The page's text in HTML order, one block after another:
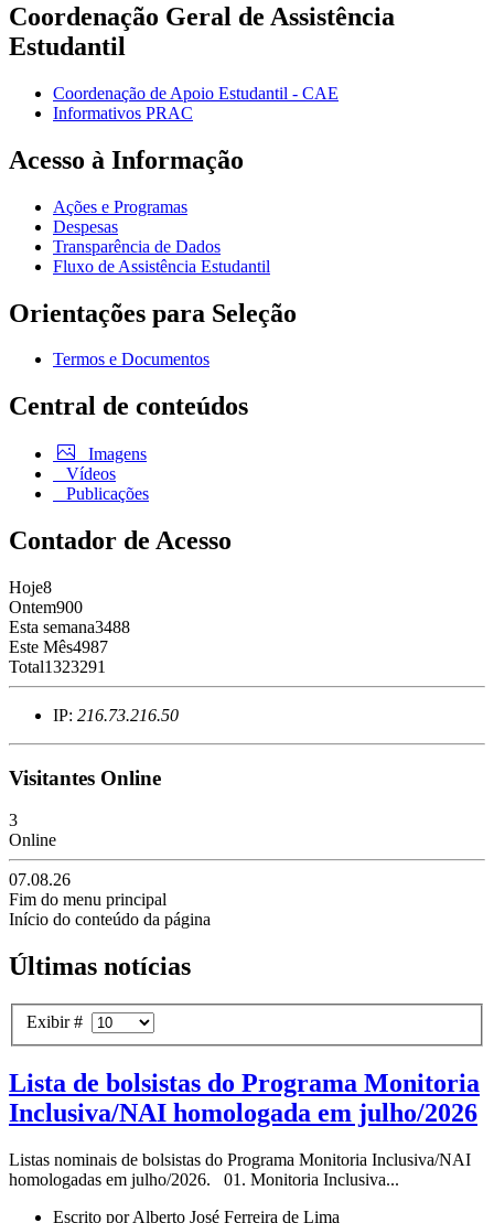
Coordenação Geral de Assistência
Estudantil
Coordenação de Apoio Estudantil - CAE
Informativos PRAC
Acesso à Informação
Ações e Programas
Despesas
Transparência de Dados
Fluxo de Assistência Estudantil
Orientações para Seleção
Termos e Documentos
Central de conteúdos
Imagens
Vídeos
Publicações
Contador de Acesso
Hoje8
Ontem900
Esta semana3488
Este Mês4987
Total1323291
IP: 216.73.216.50
Visitantes Online
3
Online
07.08.26
Fim do menu principal
Início do conteúdo da página
Últimas notícias
Exibir #
Lista de bolsistas do Programa Monitoria
Inclusiva/NAI homologada em julho/2026
Listas nominais de bolsistas do Programa Monitoria Inclusiva/NAI
homologadas em julho/2026. 01. Monitoria Inclusiva...
Escrito por Alberto José Ferreira de Lima